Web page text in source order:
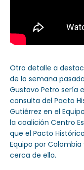
Otro detalle a
de la semana
Gustavo Petro sería
consulta del Pacto
Gutiérrez en el
la coalición Centro
que el Pacto
Equipo por
cerca de ello.